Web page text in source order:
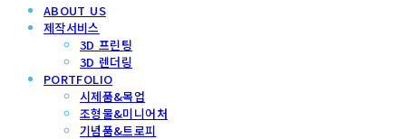
ABOUT US
제작서비스
3D 프린팅
3D 렌더링
PORTFOLIO
시제품&목업
조형물&미니어처
기념품&트로피